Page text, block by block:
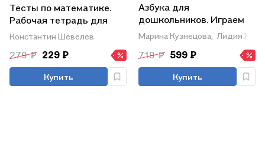
Тесты по математике.
Рабочая тетрадь для
детей 4-5 лет
Константин Шевелев
279 ₽ 229 ₽
Купить
Азбука для
дошкольников. Играем
со звуками и словами.
Рабочая тетрадь №2
Марина Кузнецова, Лидия
719 ₽ 599 ₽
Купить